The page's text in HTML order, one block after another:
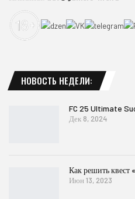
НОВОСТЬ НЕДЕЛИ:
FC 25 Ultimate
Дек 8, 2024
Как решить квест
Июн 13, 2023